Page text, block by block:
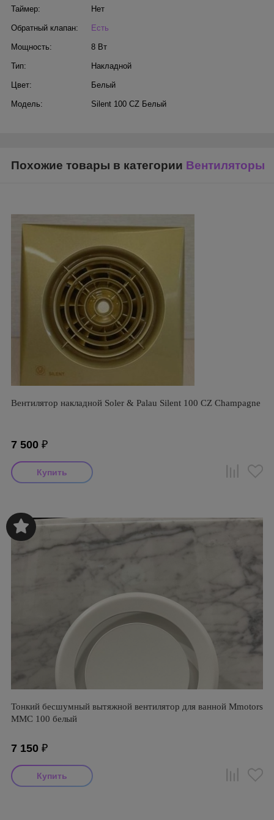
Таймер: Нет
Обратный клапан: Есть
Мощность: 8 Вт
Тип: Накладной
Цвет: Белый
Модель: Silent 100 CZ Белый
Похожие товары в категории Вентиляторы
Вентилятор накладной Soler & Palau Silent 100 CZ Champagne
7 500 ₽
Тонкий бесшумный вытяжной вентилятор для ванной Mmotors
ММC 100 белый
7 150 ₽